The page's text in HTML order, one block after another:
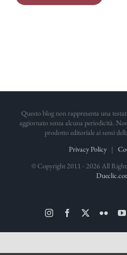
Questo blog non rappresenta una
aggiornato senza alcuna periodicità.
prodotto editoriale ai sensi
Privacy Policy |
© Copyright 2011 - 2026 All
InstagramFacebook Flickr